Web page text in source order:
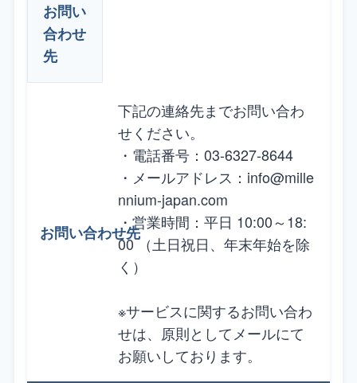
お問い
合わせ
先
下記の連絡先までお問い合わ
せください。
・電話番号：03-6327-8644
・メールアドレス：info@mille
nnium-japan.com
・営業時間：平日 10:00～18:
00 （土日祝日、年末年始を除
く）
※サービスに関するお問い合わ
せは、原則としてメールにて
お願いしております。